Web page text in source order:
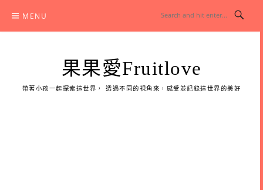
content
MENU
果果愛Fruitlove
帶著小孩一起探索這世界， 透過不同的視角來，感受並記錄這世界的美好